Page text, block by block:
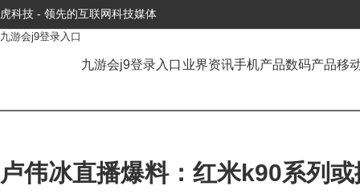
虎科技 - 领先的互联网科技媒体
九游会j9登录入口
九游会j9登录入口 业界资讯手机产品数码产品移
卢伟冰直播爆料：红米k90系列